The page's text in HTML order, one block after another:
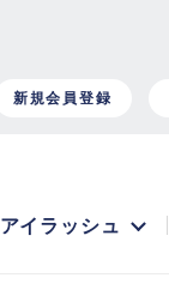
新規会員登録
アイラッシュ